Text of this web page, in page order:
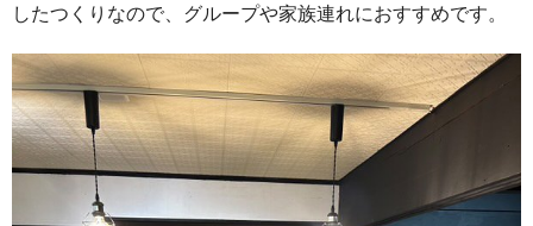
したつくりなので、グループや家族連れにおすすめです。